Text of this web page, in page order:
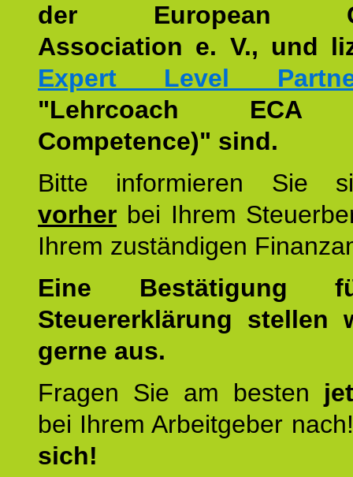
der European
Association e. V., und
Expert Level
"Lehrcoach ECA
Competence)" sind.
Bitte informieren Sie
vorher bei Ihrem
Ihrem zuständigen
Eine Bestätigung
Steuererklärung stellen
gerne aus.
Fragen Sie am besten
bei Ihrem Arbeitgeber
sich!